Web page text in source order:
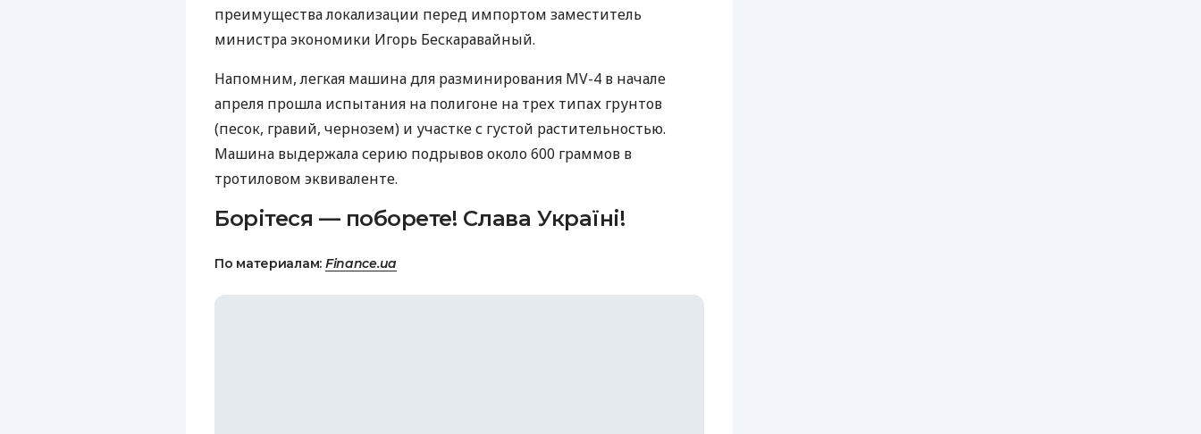
преимущества локализации перед импортом заместитель
министра экономики Игорь Бескаравайный.
Напомним, легкая машина для разминирования MV-4 в начале
апреля прошла испытания на полигоне на трех типах грунтов
(песок, гравий, чернозем) и участке с густой растительностью.
Машина выдержала серию подрывов около 600 граммов в
тротиловом эквиваленте.
Борітеся — поборете! Слава Україні!
По материалам: Finance.ua